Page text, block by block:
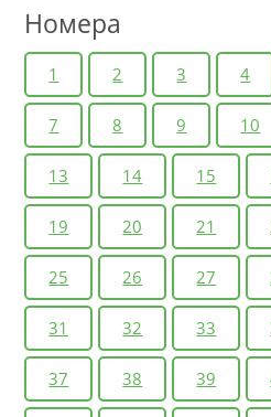
Номера
1 2 3 4
7 8 9 10
13 14 15
19 20 21
25 26 27
31 32 33
37 38 39